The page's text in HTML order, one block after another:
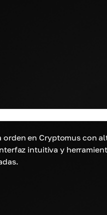
orden en Cryptomus con
intuitiva y